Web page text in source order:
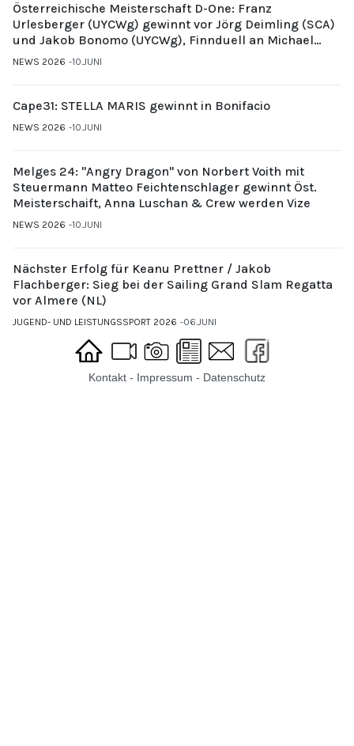
Österreichische Meisterschaft D-One: Franz
Urlesberger (UYCWg) gewinnt vor Jörg Deimling (SCA)
und Jakob Bonomo (UYCWg), Finnduell an Michael
Gubi (UYCMo)
NEWS 2026 10.JUNI
Cape31: STELLA MARIS gewinnt in Bonifacio
NEWS 2026 10.JUNI
Melges 24: "Angry Dragon" von Norbert Voith mit
Steuermann Matteo Feichtenschlager gewinnt Öst.
Meisterschaift, Anna Luschan & Crew werden Vize
NEWS 2026 10.JUNI
Nächster Erfolg für Keanu Prettner / Jakob
Flachberger: Sieg bei der Sailing Grand Slam Regatta
vor Almere (NL)
JUGEND- UND LEISTUNGSSPORT 2026 06.JUNI
Kontakt - Impressum - Datenschutz